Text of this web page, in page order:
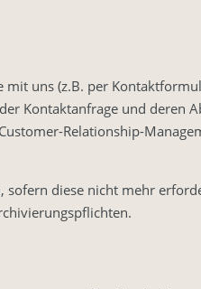
mit uns (z.B. per
Kontaktanfrage und deren
Relationship-
sofern diese nicht mehr